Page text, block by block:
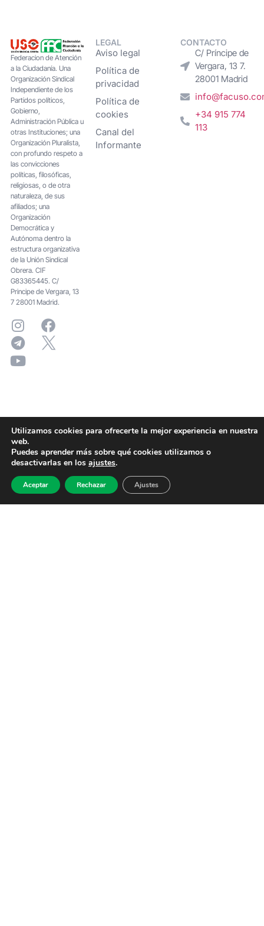
Federacion de Atención
a la Ciudadanía. Una
Organización Sindical
Independiente de los
Partidos políticos,
Gobierno,
Administración Pública u
otras Instituciones; una
Organización Pluralista,
con profundo respeto a
las convicciones
políticas, filosóficas,
religiosas, o de otra
naturaleza, de sus
afiliados; una
Organización
Democrática y
Autónoma dentro la
estructura organizativa
de la Unión Sindical
Obrera. CIF
G83365445. C/
Principe de Vergara, 13
7 28001 Madrid.
LEGAL
Aviso legal
Política de
privacidad
Política de
cookies
Canal del
Informante
CONTACTO
C/ Príncipe de
Vergara, 13 7.
28001 Madrid
+34 915 774
113
Utilizamos cookies para ofrecerte la mejor experiencia en nuestra
web.
Puedes aprender más sobre qué cookies utilizamos o
desactivarlas en los ajustes.
Aceptar Rechazar Ajustes